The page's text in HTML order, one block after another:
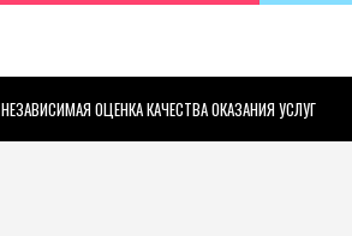
НЕЗАВИСИМАЯ ОЦЕНКА КАЧЕСТВА ОКАЗАНИЯ УСЛУГ